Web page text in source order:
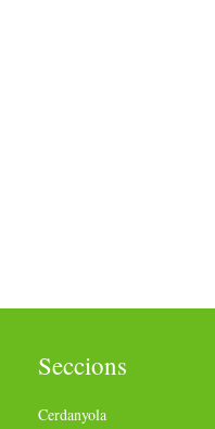
Seccions
Cerdanyola